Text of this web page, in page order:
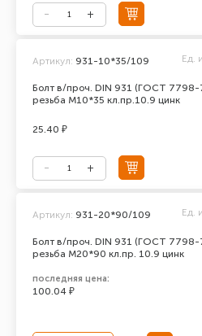
Болт в/проч. DIN 931 (ГОСТ
резьба М10*35 кл.пр.10.9 цинк
Артикул: 931-10*35/109 Ед.
25.40 ₽
Болт в/проч. DIN 931 (ГОСТ
резьба М20*90 кл.пр. 10.9 цинк
Артикул: 931-20*90/109 Ед.
последняя цена:
100.04 ₽